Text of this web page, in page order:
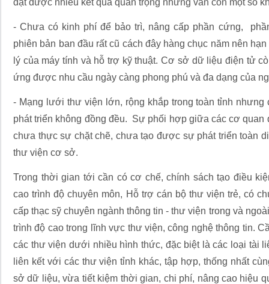
đạt được nhiều kết quả quan trọng nhưng vẫn còn một số
- Chưa có kinh phí để bảo trì, nâng cấp phần cứng,
phiên bản ban đầu rất cũ cách đây hàng chục năm nên
lý của máy tính và hỗ trợ kỹ thuật. Cơ sở dữ liệu điện tử
ứng được nhu cầu ngày càng phong phú và đa dạng của
- Mạng lưới thư viện lớn, rộng khắp trong toàn tỉnh nhưng
phát triển không đồng đều. Sự phối hợp giữa các cơ
chưa thực sự chặt chẽ, chưa tạo được sự phát triển toàn
thư viện cơ sở.
Trong thời gian tới cần có cơ chế, chính sách tạo điều
cao trình độ chuyên môn, Hỗ trợ cán bộ thư viện trẻ, có
cấp thạc sỹ chuyên ngành thông tin - thư viện trong và
trình độ cao trong lĩnh vực thư viện, công nghệ thông tin.
các thư viện dưới nhiều hình thức, đặc biệt là các loại tài
liên kết với các thư viện tỉnh khác, tập hợp, thống nhất
sở dữ liệu, vừa tiết kiệm thời gian, chi phí, nâng cao hiệu